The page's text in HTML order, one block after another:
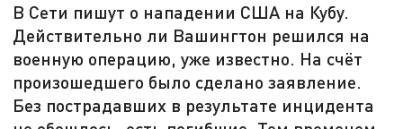
В Сети пишут о нападении США на Кубу.
Действительно ли Вашингтон решился на
военную операцию, уже известно. На счёт
произошедшего было сделано заявление.
Без пострадавших в результате инцидента